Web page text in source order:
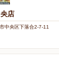
店
中央区下落合2-7-11